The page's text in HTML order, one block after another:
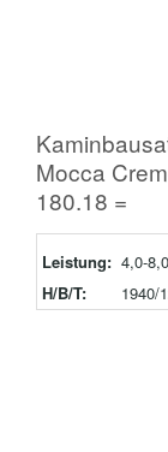
Mocca
180.18 =
Leistung: 4,0-
H/B/T:
1940/